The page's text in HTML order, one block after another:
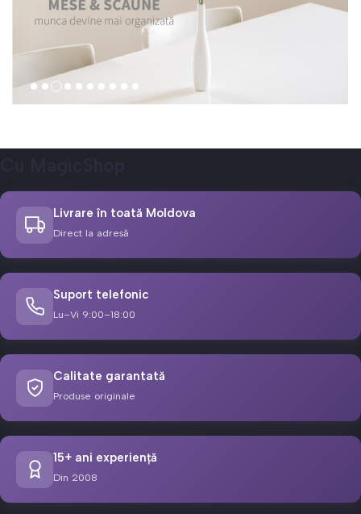
Livrare în toată Moldova
Direct la adresă
Suport telefonic
Lu–Vi 9:00–18:00
Calitate garantată
Produse originale
15+ ani experiență
Din 2008